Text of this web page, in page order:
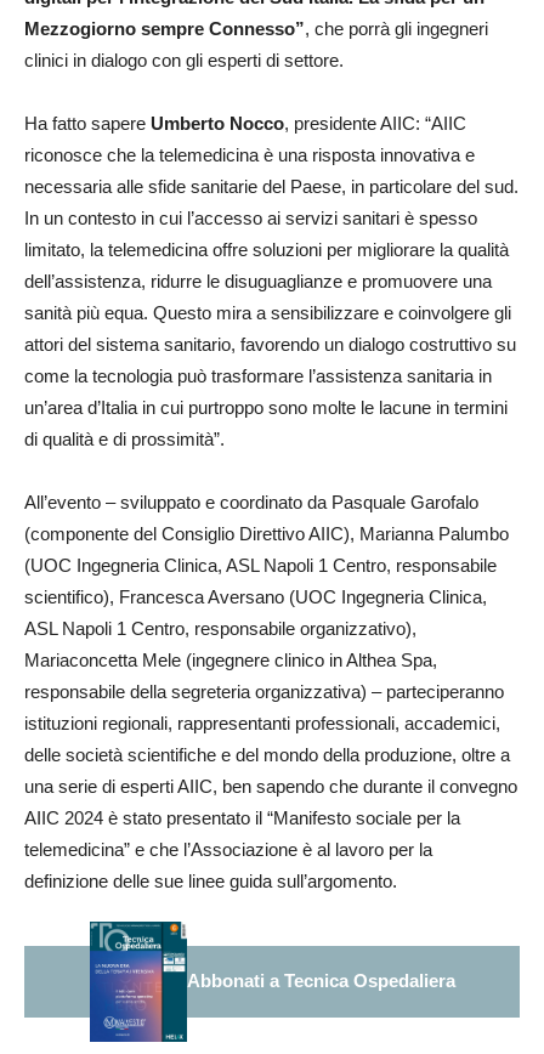
Mezzogiorno sempre Connesso”, che porrà gli ingegneri
clinici in dialogo con gli esperti di settore.
Ha fatto sapere Umberto Nocco, presidente AIIC: “AIIC
riconosce che la telemedicina è una risposta innovativa e
necessaria alle sfide sanitarie del Paese, in particolare del sud.
In un contesto in cui l’accesso ai servizi sanitari è spesso
limitato, la telemedicina offre soluzioni per migliorare la qualità
dell’assistenza, ridurre le disuguaglianze e promuovere una
sanità più equa. Questo mira a sensibilizzare e coinvolgere gli
attori del sistema sanitario, favorendo un dialogo costruttivo su
come la tecnologia può trasformare l’assistenza sanitaria in
un’area d’Italia in cui purtroppo sono molte le lacune in termini
di qualità e di prossimità”.
All’evento – sviluppato e coordinato da Pasquale Garofalo
(componente del Consiglio Direttivo AIIC), Marianna Palumbo
(UOC Ingegneria Clinica, ASL Napoli 1 Centro, responsabile
scientifico), Francesca Aversano (UOC Ingegneria Clinica,
ASL Napoli 1 Centro, responsabile organizzativo),
Mariaconcetta Mele (ingegnere clinico in Althea Spa,
responsabile della segreteria organizzativa) – parteciperanno
istituzioni regionali, rappresentanti professionali, accademici,
delle società scientifiche e del mondo della produzione, oltre a
una serie di esperti AIIC, ben sapendo che durante il convegno
AIIC 2024 è stato presentato il “Manifesto sociale per la
telemedicina” e che l’Associazione è al lavoro per la
definizione delle sue linee guida sull’argomento.
Abbonati a Tecnica Ospedaliera